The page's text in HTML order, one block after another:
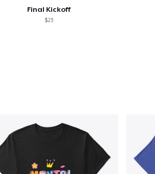
Final Kickoff
$23